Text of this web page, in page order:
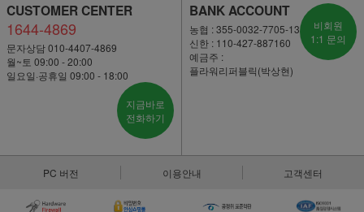
CUSTOMER CENTER
1644-4869
문자상담 010-4407-4869
월~토 09:00 - 20:00
일요일·공휴일 09:00 - 18:00
지금바로
전화하기
BANK ACCOUNT
농협 : 355-0032-7705-13
신한 : 110-427-887160
예금주 :
플라워리퍼블릭(박상현)
비회원
1:1 문의
PC 버전 이용안내 고객센터